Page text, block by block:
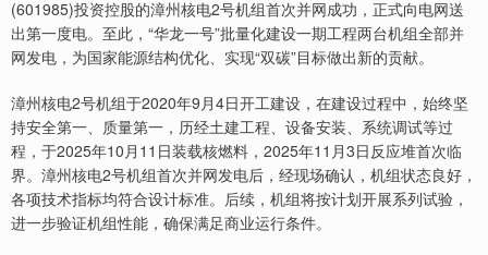
(601985)投资控股的漳州核电2号机组首次并网成功，正式向电网送
出第一度电。至此，“华龙一号”批量化建设一期工程两台机组全部并
网发电，为国家能源结构优化、实现“双碳”目标做出新的贡献。
漳州核电2号机组于2020年9月4日开工建设，在建设过程中，始终坚
持安全第一、质量第一，历经土建工程、设备安装、系统调试等过
程，于2025年10月11日装载核燃料，2025年11月3日反应堆首次临
界。漳州核电2号机组首次并网发电后，经现场确认，机组状态良好，
各项技术指标均符合设计标准。后续，机组将按计划开展系列试验，
进一步验证机组性能，确保满足商业运行条件。